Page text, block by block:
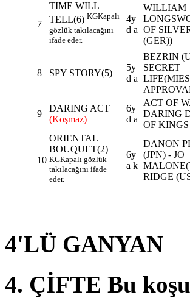
7
TIME WILL
TELL(6) KGKapalı
gözlük takılacağını
ifade eder.
4y
d a
WILLIAM
OF
(GER))
8 SPY STORY(5)
5y
d a
BEZRIN
SECRET
9
DARING ACT
(Koşmaz)
6y
d a
ACT OF
DARING
OF
10
ORIENTAL
BOUQUET(2)
KGKapalı gözlük
takılacağını ifade
eder.
6y
a k
DANON
(JPN) - JO
RIDGE
4'LÜ GANYAN
4. ÇİFTE Bu